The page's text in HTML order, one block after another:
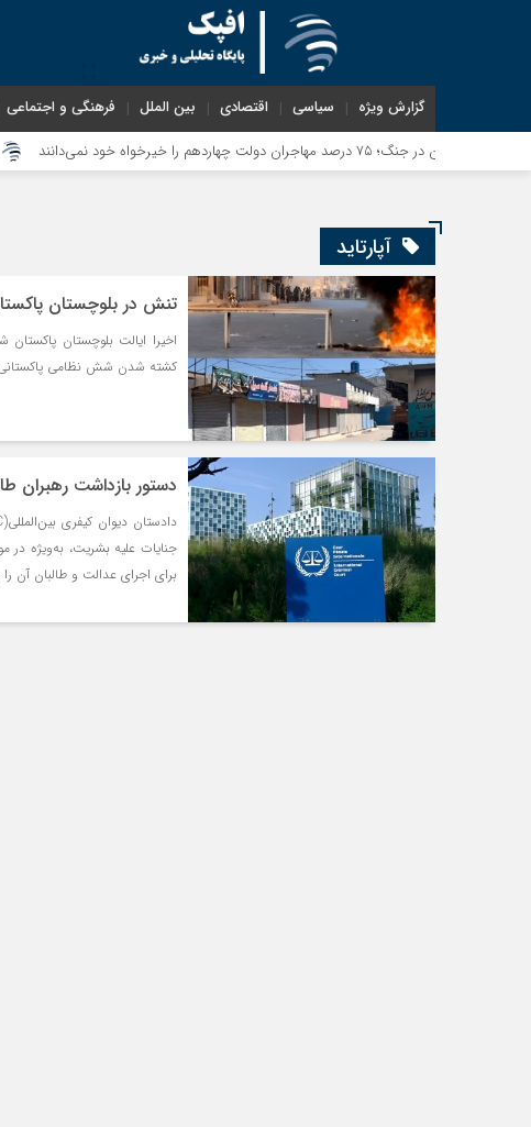
گزارش ویژه سیاسی اقتصادی بین الملل فرهنگی و اجتماعی
آپارتاید
تنش در بلوچستان
اخیرا ایالت بلوچستان
کشته شدن شش نظامی
دستور بازداشت رهبران
جنایات علیه بشریت، به‌ویژه در
برای اجرای عدالت و طالبان آن